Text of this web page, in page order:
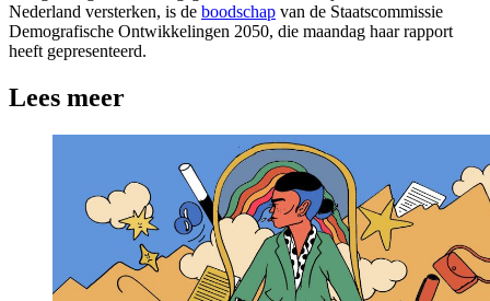
Nederland versterken, is de boodschap van de Staatscommissie
Demografische Ontwikkelingen 2050, die maandag haar rapport
heeft gepresenteerd.
Lees meer